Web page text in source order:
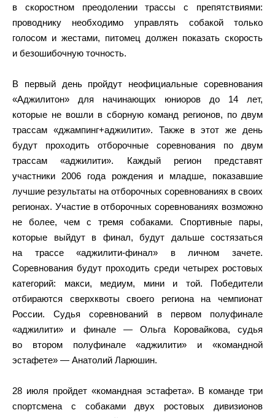
в скоростном преодолении трассы с препятствиями:
проводнику необходимо управлять собакой только
голосом и жестами, питомец должен показать скорость
и безошибочную точность.
В первый день пройдут неофициальные соревнования
«Аджилитон» для начинающих юниоров до 14 лет,
которые не вошли в сборную команд регионов, по двум
трассам «джампинг+аджилити». Также в этот же день
будут проходить отборочные соревнования по двум
трассам «аджилити». Каждый регион представят
участники 2006 года рождения и младше, показавшие
лучшие результаты на отборочных соревнованиях в своих
регионах. Участие в отборочных соревнованиях возможно
не более, чем с тремя собаками. Спортивные пары,
которые выйдут в финал, будут дальше состязаться
на трассе «аджилити-финал» в личном зачете.
Соревнования будут проходить среди четырех ростовых
категорий: макси, медиум, мини и той. Победители
отбираются сверхквоты своего региона на чемпионат
России. Судья соревнований в первом полуфинале
«аджилити» и финале — Ольга Коровайкова, судья
во втором полуфинале «аджилити» и «командной
эстафете» — Анатолий Ларюшин.
28 июля пройдет «командная эстафета». В команде три
спортсмена с собаками двух ростовых дивизионов